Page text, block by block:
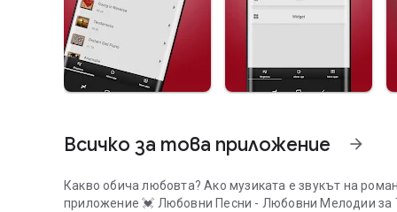
Всичко за това приложение arrow_forward
Какво обича любовта? Ако музиката е звукът на
приложение 💓 Любовни Песни - Любовни Мелодии за